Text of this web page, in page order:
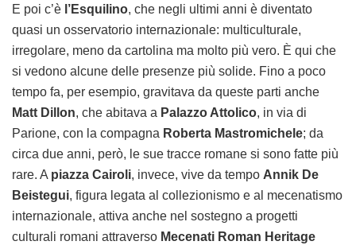
E poi c’è l’Esquilino, che negli ultimi anni è diventato
quasi un osservatorio internazionale: multiculturale,
irregolare, meno da cartolina ma molto più vero. È qui che
si vedono alcune delle presenze più solide. Fino a poco
tempo fa, per esempio, gravitava da queste parti anche
Matt Dillon, che abitava a Palazzo Attolico, in via di
Parione, con la compagna Roberta Mastromichele; da
circa due anni, però, le sue tracce romane si sono fatte più
rare. A piazza Cairoli, invece, vive da tempo Annik De
Beistegui, figura legata al collezionismo e al mecenatismo
internazionale, attiva anche nel sostegno a progetti
culturali romani attraverso Mecenati Roman Heritage